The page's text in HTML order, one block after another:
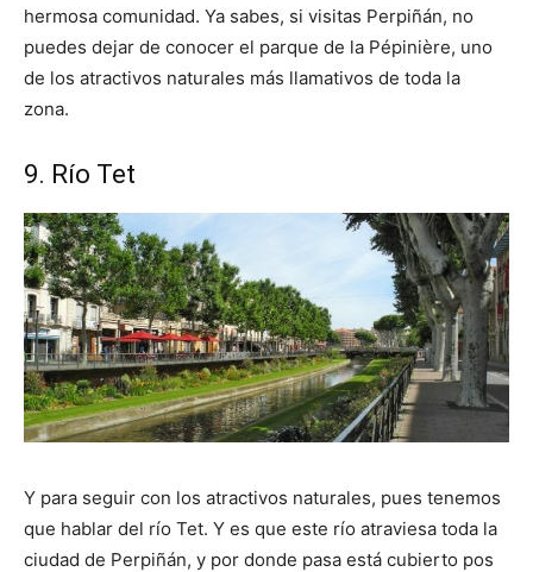
hermosa comunidad. Ya sabes, si visitas Perpiñán, no
puedes dejar de conocer el parque de la Pépinière, uno
de los atractivos naturales más llamativos de toda la
zona.
9. Río Tet
Y para seguir con los atractivos naturales, pues tenemos
que hablar del río Tet. Y es que este río atraviesa toda la
ciudad de Perpiñán, y por donde pasa está cubierto pos